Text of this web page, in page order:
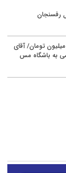
رفسنجان
مدیر غیربومی با دستمزد روزانه ۲۳ میلیون تومان/ آقای
به باشگاه مس